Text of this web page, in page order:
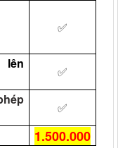
✅
lên
✅
✅
1.500.000